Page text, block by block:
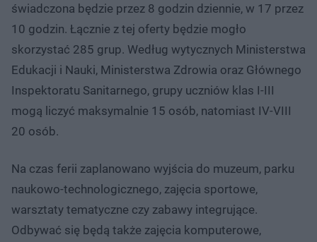
świadczona będzie przez 8 godzin dziennie, w 17 przez
10 godzin. Łącznie z tej oferty będzie mogło
skorzystać 285 grup. Według wytycznych Ministerstwa
Edukacji i Nauki, Ministerstwa Zdrowia oraz Głównego
Inspektoratu Sanitarnego, grupy uczniów klas I-III
mogą liczyć maksymalnie 15 osób, natomiast IV-VIII
20 osób.
Na czas ferii zaplanowano wyjścia do muzeum, parku
naukowo-technologicznego, zajęcia sportowe,
warsztaty tematyczne czy zabawy integrujące.
Odbywać się będą także zajęcia komputerowe,